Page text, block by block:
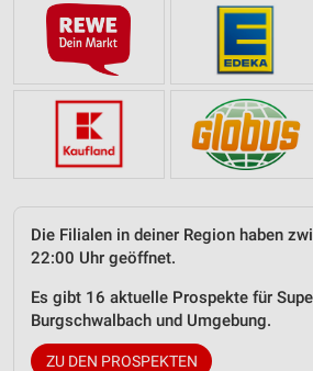
Die Filialen in deiner Region haben
22:00 Uhr geöffnet.
Es gibt 16 aktuelle Prospekte für
Burgschwalbach und Umgebung.
ZU DEN PROSPEKTEN